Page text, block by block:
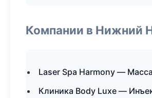
Компании в Нижний
Laser Spa Harmony —
Клиника Body Luxe —